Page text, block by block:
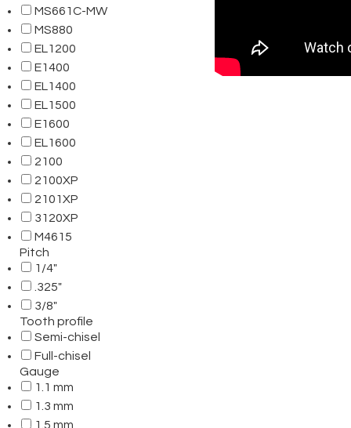
MS661C-MW
MS880
EL1200
E1400
EL1400
EL1500
E1600
EL1600
2100
2100XP
2101XP
3120XP
M4615
Pitch
1/4"
.325"
3/8"
Tooth profile
Semi-chisel
Full-chisel
Gauge
1.1 mm
1.3 mm
1.5 mm